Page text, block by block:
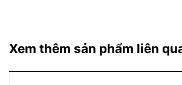
Xem thêm sản phẩm liên